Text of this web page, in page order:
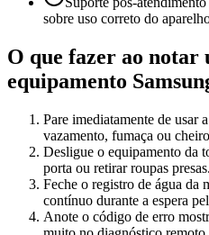
sobre uso correto do
O que fazer ao notar
equipamento
Pare imediatamente de usar
vazamento, fumaça ou
Desligue o equipamento da
porta ou retirar roupas presas.
Feche o registro de água da
contínuo durante a espera
Anote o código de erro